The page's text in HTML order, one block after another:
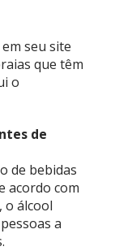
seu site
que têm
o
de
de bebidas
acordo com
o álcool
a